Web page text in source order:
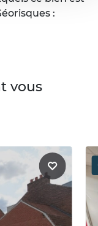
:
vous